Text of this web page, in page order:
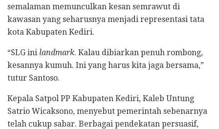
semalaman memunculkan kesan semrawut di
kawasan yang seharusnya menjadi representasi tata
kota Kabupaten Kediri.
“SLG ini landmark. Kalau dibiarkan penuh rombong,
kesannya kumuh. Ini yang harus kita jaga bersama,”
tutur Santoso.
Kepala Satpol PP Kabupaten Kediri, Kaleb Untung
Satrio Wicaksono, menyebut pemerintah sebenarnya
telah cukup sabar. Berbagai pendekatan persuasif,